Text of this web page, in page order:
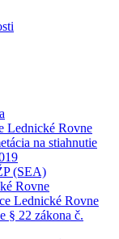
Lednické Rovne
na stiahnutie
(SEA)
Rovne
Lednické Rovne
§ 22 zákona č.